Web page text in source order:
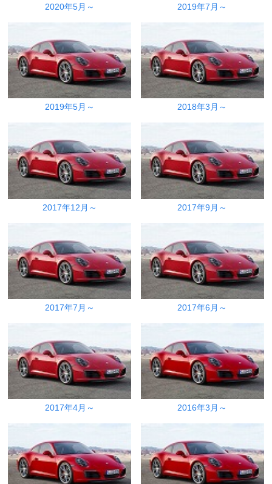
2020年5月～ 2019年7月～
2019年5月～ 2018年3月～
2017年12月～ 2017年9月～
2017年7月～ 2017年6月～
2017年4月～ 2016年3月～